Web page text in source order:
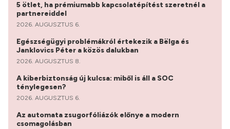
5 ötlet, ha prémiumabb kapcsolatépítést szeretnél a
partnereiddel
2026. AUGUSZTUS 6.
Egészségügyi problémákról értekezik a Bëlga és
Janklovics Péter a közös dalukban
2026. AUGUSZTUS 8.
A kiberbiztonság új kulcsa: miből is áll a SOC
ténylegesen?
2026. AUGUSZTUS 6.
Az automata zsugorfóliázók előnye a modern
csomagolásban